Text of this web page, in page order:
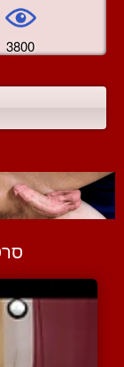
3800